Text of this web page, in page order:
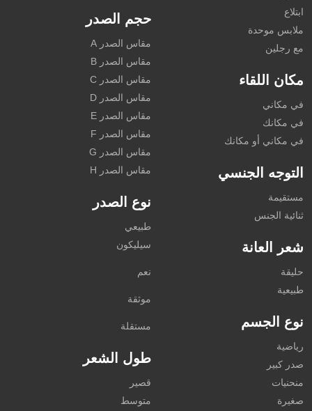
ابتلاع
ملابس موحدة
مع رجلين
مكان اللقاء
في مكاني
في مكانك
في مكاني أو مكانك
التوجه الجنسي
مستقيمة
ثنائية الجنس
شعر العانة
حليقة
طبيعية
نوع الجسم
رياضية
صدر كبير
منحنيات
صغيرة
حجم الصدر
مقاس الصدر A
مقاس الصدر B
مقاس الصدر C
مقاس الصدر D
مقاس الصدر E
مقاس الصدر F
مقاس الصدر G
مقاس الصدر H
نوع الصدر
طبيعي
سيليكون
نعم
موثقة
مستقلة
طول الشعر
قصير
متوسط